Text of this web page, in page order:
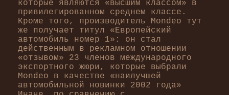
которые являются «высшим классом» в
привилегированном среднем классе.
Кроме того, производитель Mondeo тут
же получает титул «Европейский
автомобиль номер 1»: он стал
действенным в рекламном отношении
«отзывом» 23 членов международного
экспортного жюри, которые выбрали
Mondeo в качестве «наилучшей
автомобильной новинки 2002 года»